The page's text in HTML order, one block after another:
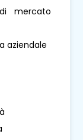
mercato
aziendale